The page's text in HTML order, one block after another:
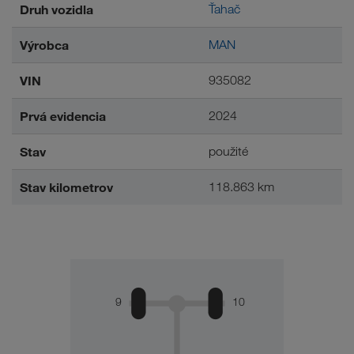
Druh vozidla Ťahač
Výrobca MAN
VIN 935082
Prvá evidencia 2024
Stav použité
Stav kilometrov 118.863 km
9 10